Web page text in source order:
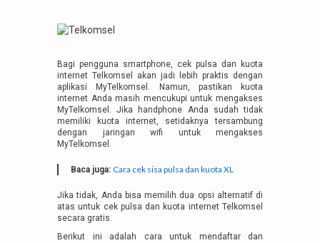
Bagi pengguna smartphone, cek pulsa dan kuota
internet Telkomsel akan jadi lebih praktis dengan
aplikasi MyTelkomsel. Namun, pastikan kuota
internet Anda masih mencukupi untuk mengakses
MyTelkomsel. Jika handphone Anda sudah tidak
memiliki kuota internet, setidaknya tersambung
dengan jaringan wifi untuk mengakses
MyTelkomsel.
Baca juga: Cara cek sisa pulsa dan kuota XL
Jika tidak, Anda bisa memilih dua opsi alternatif di
atas untuk cek pulsa dan kuota internet Telkomsel
secara gratis.
Berikut ini adalah cara untuk mendaftar dan